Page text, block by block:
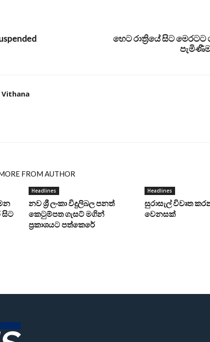
හෙට රාත්‍රියේ සිට මෙරටට
Vithana
FROM AUTHOR
සිට
Headlines
නව ශ්‍රී ලංකා විදුලිබල පනත්
කෙටුම්පත ගැසට් මගින්
ප්‍රකාශයට පත්කෙරේ
Headlines
සුරාසැල් විවෘත
වෙනසක්